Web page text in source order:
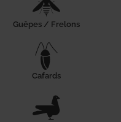
Guêpes / Frelons
Cafards